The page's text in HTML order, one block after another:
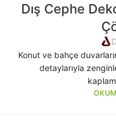
Dış Cephe
Konut ve bahçe
detaylarıyla